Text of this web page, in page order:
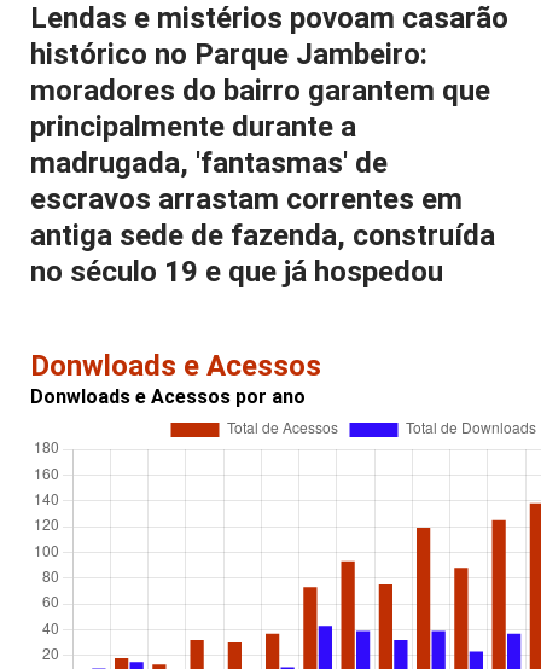
Lendas e mistérios povoam casarão
histórico no Parque Jambeiro:
moradores do bairro garantem que
principalmente durante a
madrugada, 'fantasmas' de
escravos arrastam correntes em
antiga sede de fazenda, construída
no século 19 e que já hospedou
Donwloads e Acessos
Donwloads e Acessos por ano